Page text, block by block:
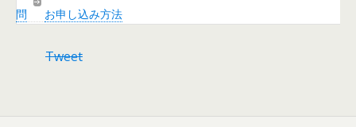
問 お申し込み方法
Tweet